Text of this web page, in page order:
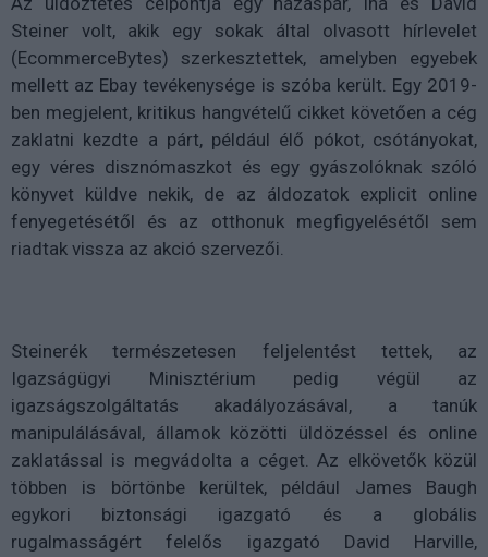
Steiner volt, akik egy sokak által olvasott hírlevelet
(EcommerceBytes) szerkesztettek, amelyben egyebek
mellett az Ebay tevékenysége is szóba került. Egy 2019-
ben megjelent, kritikus hangvételű cikket követően a cég
zaklatni kezdte a párt, például élő pókot, csótányokat,
egy véres disznómaszkot és egy gyászolóknak szóló
könyvet küldve nekik, de az áldozatok explicit online
fenyegetésétől és az otthonuk megfigyelésétől sem
riadtak vissza az akció szervezői.
Steinerék természetesen feljelentést tettek, az
Igazságügyi Minisztérium pedig végül az
igazságszolgáltatás akadályozásával, a tanúk
manipulálásával, államok közötti üldözéssel és online
zaklatással is megvádolta a céget. Az elkövetők közül
többen is börtönbe kerültek, például James Baugh
egykori biztonsági igazgató és a globális
rugalmasságért felelős igazgató David Harville,